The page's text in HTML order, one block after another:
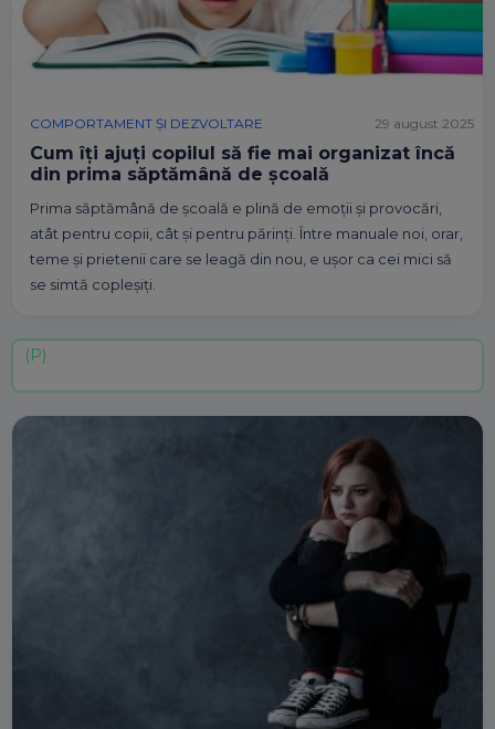
COMPORTAMENT ȘI DEZVOLTARE
Cum îți ajuți copilul să fie mai organizat încă
din prima săptămână de școală
Prima săptămână de școală e plină de emoții și provocări,
atât pentru copii, cât și pentru părinți. Între manuale noi, orar,
teme și prietenii care se leagă din nou, e ușor ca cei mici să
se simtă copleșiți.
29 august 2025